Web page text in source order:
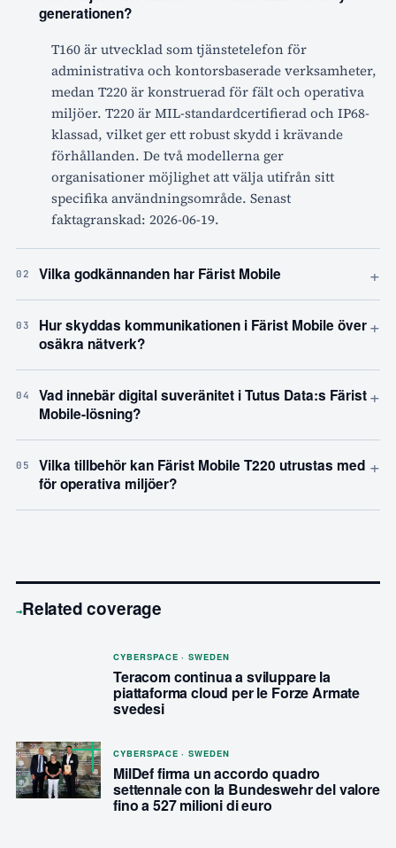
generationen?
T160 är utvecklad som tjänstetelefon för
administrativa och kontorsbaserade verksamheter,
medan T220 är konstruerad för fält och operativa
miljöer. T220 är MIL-standardcertifierad och IP68-
klassad, vilket ger ett robust skydd i krävande
förhållanden. De två modellerna ger
organisationer möjlighet att välja utifrån sitt
specifika användningsområde. Senast
faktagranskad: 2026-06-19.
02 Vilka godkännanden har Färist Mobile +
03
Hur skyddas kommunikationen i Färist Mobile över
osäkra nätverk?
+
04
Vad innebär digital suveränitet i Tutus Data:s Färist
Mobile-lösning?
+
05
Vilka tillbehör kan Färist Mobile T220 utrustas med
för operativa miljöer?
+
→Related coverage
CYBERSPACE · SWEDEN
Teracom continua a sviluppare la
piattaforma cloud per le Forze Armate
svedesi
CYBERSPACE · SWEDEN
MilDef firma un accordo quadro
settennale con la Bundeswehr del valore
fino a 527 milioni di euro